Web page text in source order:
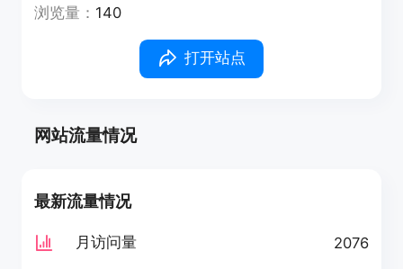
浏览量： 140
打开站点
网站流量情况
最新流量情况
月访问量 2076